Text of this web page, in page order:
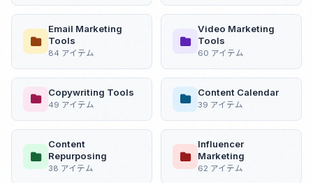
Email Marketing
Tools
84 アイテム
Video Marketing
Tools
60 アイテム
Copywriting Tools
49 アイテム
Content Calendar
39 アイテム
Content
Repurposing
38 アイテム
Influencer
Marketing
62 アイテム